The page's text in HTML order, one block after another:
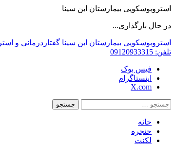
استروبوسکوپی بیمارستان ابن سینا
در حال بارگذاری...
رفتن
به
استروبوسکوپی بیمارستان ابن سینا گفتاردرمانی و
تلفن: 09120933315
فیس بوک
اینستاگرام
X.com
جستجو
خانه
حنجره
لکنت